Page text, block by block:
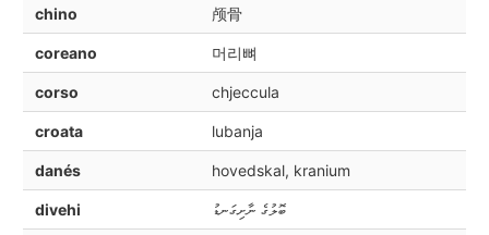
chino 颅骨
coreano 머리뼈
corso chjeccula
croata lubanja
danés hovedskal, kranium
divehi ބޮލުގެ ނާށިގަނޑު